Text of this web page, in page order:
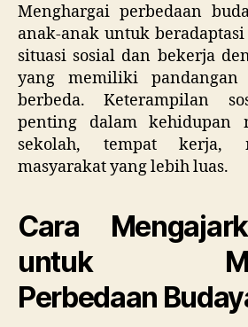
Menghargai perbedaan
anak-anak untuk
situasi sosial dan bekerja
yang memiliki
berbeda. Keterampilan
penting dalam kehidupan
sekolah, tempat kerja,
masyarakat yang lebih luas.
Cara
untuk
Perbedaan